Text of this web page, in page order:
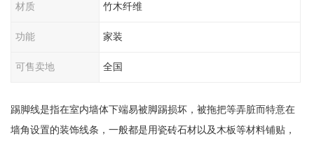
材质 竹木纤维
功能 家装
可售卖地 全国
踢脚线是指在室内墙体下端易被脚踢损坏，被拖把等弄脏而特意在
墙角设置的装饰线条，一般都是用瓷砖石材以及木板等材料铺贴，